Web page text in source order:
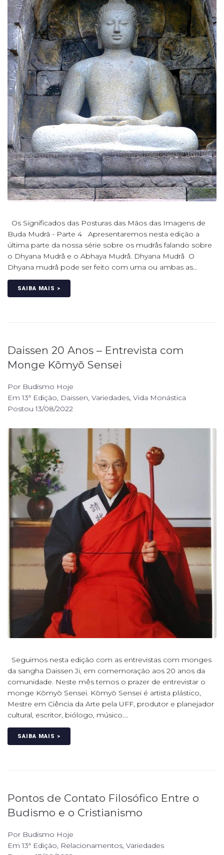
Os Significados das Posturas das Mãos das Imagens de
Buda Mudrā - Parte 4 Apresentaremos nesta edição a
última parte da nossa série sobre os mudrâs falando sobre
o Dhyana Mudrâ e o Abhaya Mudrâ. Dhyana Mudrâ O
Dhyana mudrâ pode ser feito com uma ou ambas as...
SAIBA MAIS >
Daissen 20 Anos – Entrevista com
Monge Kōmyō Sensei
Por Budismo Hoje
Em13ª Edição, Daissen, Variedades, Vida Monástica
Postou13/08/2022
Seguimos nesta edição com as entrevistas com monges
da sangha Daissen Ji, em comemoração aos 20 anos da
comunidade. Neste mês temos o prazer de entrevistar o
monge Kōmyō Sensei. Kōmyō Sensei é artista plástico,
Mestre em Ciência da Arte pela UFF, produtor e planejador
cultural, escritor, biólogo, músico....
SAIBA MAIS >
Pontos de Contato Filosófico Entre o
Budismo e o Cristianismo
Por Budismo Hoje
Em13ª Edição, Relacionamentos, Variedades